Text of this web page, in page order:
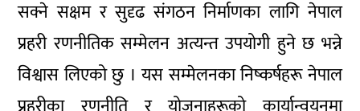
सक्ने सक्षम र सुदृढ संगठन निर्माणका लागि नेपाल
प्रहरी रणनीतिक सम्मेलन अत्यन्त उपयोगी हुने छ भन्ने
विश्वास लिएको छु । यस सम्मेलनका निष्कर्षहरू नेपाल